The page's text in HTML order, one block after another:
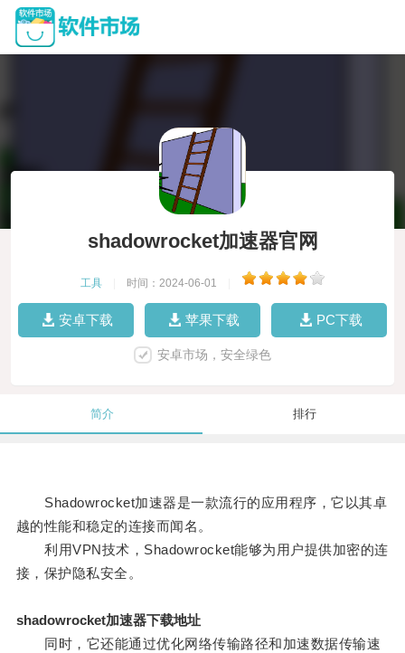
shadowrocket加速器官网
工具 时间：2024-06-01
安卓下载 苹果下载 PC下载
安卓市场，安全绿色
简介 排行
Shadowrocket加速器是一款流行的应用程序，它以其卓
越的性能和稳定的连接而闻名。
利用VPN技术，Shadowrocket能够为用户提供加密的连
接，保护隐私安全。
shadowrocket加速器下载地址
同时，它还能通过优化网络传输路径和加速数据传输速